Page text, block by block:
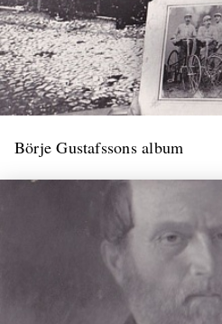
Börje Gustafssons album